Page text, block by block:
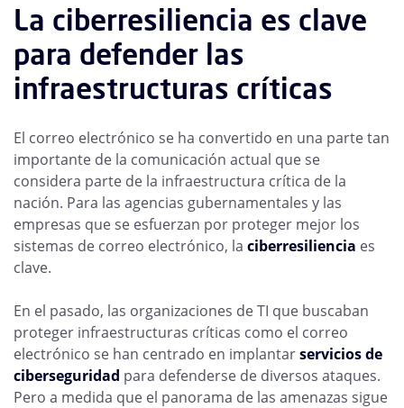
La ciberresiliencia es clave
para defender las
infraestructuras críticas
El correo electrónico se ha convertido en una parte tan
importante de la comunicación actual que se
considera parte de la infraestructura crítica de la
nación. Para las agencias gubernamentales y las
empresas que se esfuerzan por proteger mejor los
sistemas de correo electrónico, la ciberresiliencia es
clave.
En el pasado, las organizaciones de TI que buscaban
proteger infraestructuras críticas como el correo
electrónico se han centrado en implantarservicios de
ciberseguridad para defenderse de diversos ataques.
Pero a medida que el panorama de las amenazas sigue